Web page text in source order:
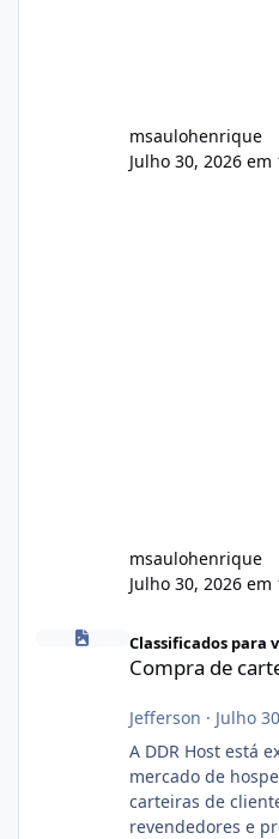
msaulohenrique
Julho 30, 2026 em
msaulohenrique
Julho 30, 2026 em
Classificados para
Compra de
Jefferson · Julho
A DDR Host está
mercado de
carteiras de
revendedores e